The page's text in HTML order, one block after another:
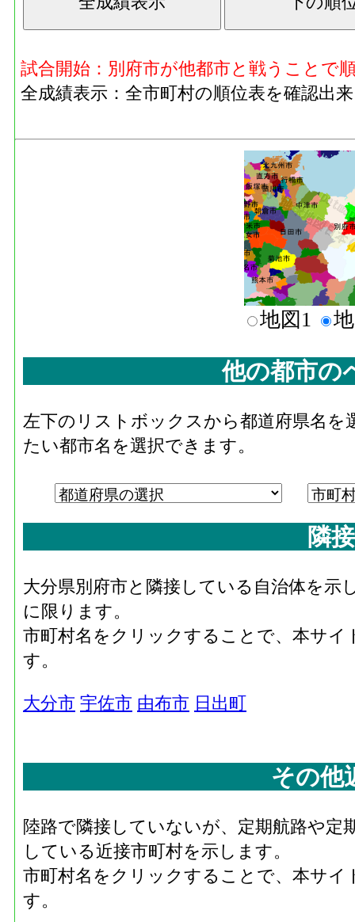
試合開始：別府市が他都市と戦うことで
全成績表示：全市町村の順位表を確認出
地図1
他の都市の
左下のリストボックスから都道府県名
たい都市名を選択できます。
隣
大分県別府市と隣接している自治体を示
に限ります。
市町村名をクリックすることで、本サ
す。
大分市 宇佐市 由布市 日出町
その他
陸路で隣接していないが、定期航路や定
している近接市町村を示します。
市町村名をクリックすることで、本サ
す。